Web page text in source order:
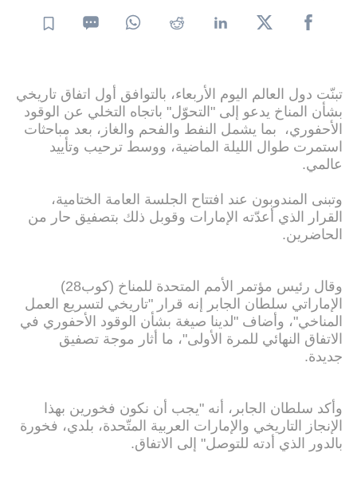
تبنّت دول العالم اليوم الأربعاء، بالتوافق أول اتفاق تاريخي
بشأن المناخ يدعو إلى "التحوّل" باتجاه التخلي عن الوقود
الأحفوري، بما يشمل النفط والفحم والغاز، بعد مباحثات
استمرت طوال الليلة الماضية، ووسط ترحيب وتأييد
عالمي.
وتبنى المندوبون عند افتتاح الجلسة العامة الختامية،
القرار الذي أعدّته الإمارات وقوبل ذلك بتصفيق حار من
الحاضرين.
وقال رئيس مؤتمر الأمم المتحدة للمناخ (كوب28)
الإماراتي سلطان الجابر إنه قرار "تاريخي لتسريع العمل
المناخي"، وأضاف "لدينا صيغة بشأن الوقود الأحفوري في
الاتفاق النهائي للمرة الأولى"، ما أثار موجة تصفيق
جديدة.
وأكد سلطان الجابر، أنه "يجب أن نكون فخورين بهذا
الإنجاز التاريخي والإمارات العربية المتّحدة، بلدي، فخورة
بالدور الذي أدته للتوصل" إلى الاتفاق.